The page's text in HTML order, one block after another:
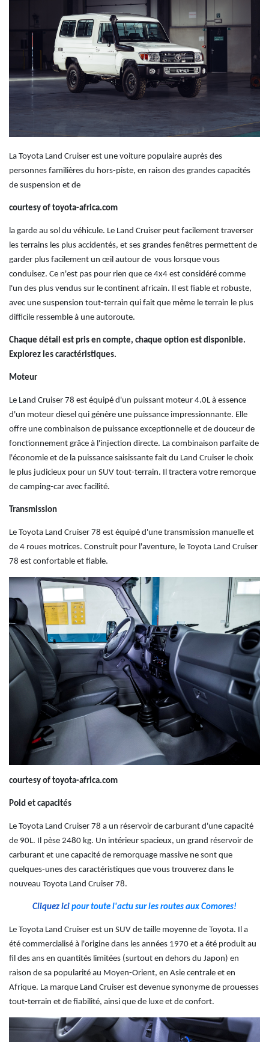
La Toyota Land Cruiser est une voiture populaire auprès des
personnes familières du hors-piste, en raison des grandes capacités
de suspension et de
courtesy of toyota-africa.com
la garde au sol du véhicule. Le Land Cruiser peut facilement traverser
les terrains les plus accidentés, et ses grandes fenêtres permettent de
garder plus facilement un œil autour de vous lorsque vous
conduisez. Ce n'est pas pour rien que ce 4x4 est considéré comme
l'un des plus vendus sur le continent africain. Il est fiable et robuste,
avec une suspension tout-terrain qui fait que même le terrain le plus
difficile ressemble à une autoroute.
Chaque détail est pris en compte, chaque option est disponible.
Explorez les caractéristiques.
Moteur
Le Land Cruiser 78 est équipé d'un puissant moteur 4.0L à essence
d'un moteur diesel qui génère une puissance impressionnante. Elle
offre une combinaison de puissance exceptionnelle et de douceur de
fonctionnement grâce à l'injection directe. La combinaison parfaite de
l'économie et de la puissance saisissante fait du Land Cruiser le choix
le plus judicieux pour un SUV tout-terrain. Il tractera votre remorque
de camping-car avec facilité.
Transmission
Le Toyota Land Cruiser 78 est équipé d'une transmission manuelle et
de 4 roues motrices. Construit pour l'aventure, le Toyota Land Cruiser
78 est confortable et fiable.
courtesy of toyota-africa.com
Poid et capacités
Le Toyota Land Cruiser 78 a un réservoir de carburant d'une capacité
de 90L. Il pèse 2480 kg. Un intérieur spacieux, un grand réservoir de
carburant et une capacité de remorquage massive ne sont que
quelques-unes des caractéristiques que vous trouverez dans le
nouveau Toyota Land Cruiser 78.
Cliquez ici pour toute l'actu sur les routes aux Comores!
Le Toyota Land Cruiser est un SUV de taille moyenne de Toyota. Il a
été commercialisé à l'origine dans les années 1970 et a été produit au
fil des ans en quantités limitées (surtout en dehors du Japon) en
raison de sa popularité au Moyen-Orient, en Asie centrale et en
Afrique. La marque Land Cruiser est devenue synonyme de prouesses
tout-terrain et de fiabilité, ainsi que de luxe et de confort.